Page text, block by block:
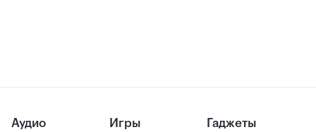
Аудио Игры Гаджеты